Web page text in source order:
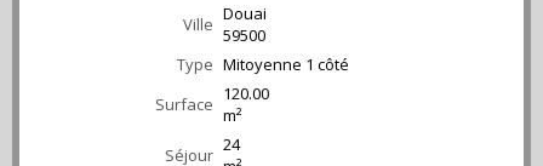
Ville Douai
59500
Type Mitoyenne 1 côté
Surface 120.00
m²
Séjour 24